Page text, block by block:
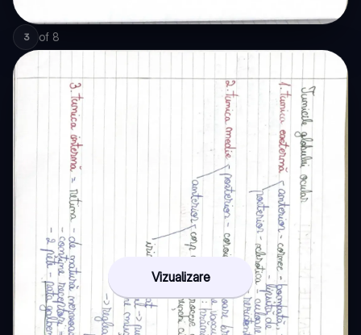
3 of 8
Vizualizare